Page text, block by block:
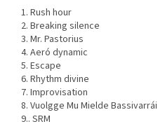
1. Rush hour
2. Breaking silence
3. Mr. Pastorius
4. Aeró dynamic
5. Escape
6. Rhythm divine
7. Improvisation
8. Vuolgge Mu Mielde Bassivarrái
9.. SRM